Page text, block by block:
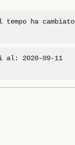
ha cambiato
al: 2020-09-11